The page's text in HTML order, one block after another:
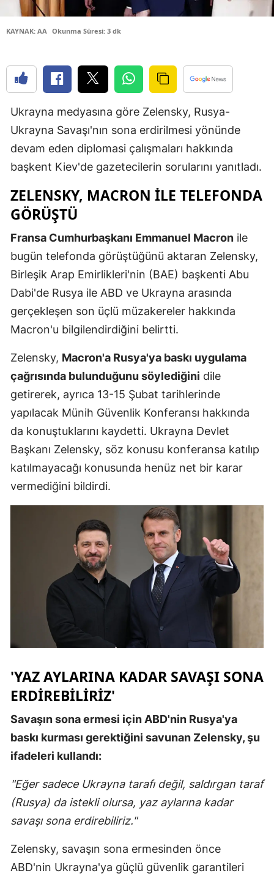
Denizli
Edirne
Elazığ
Erzincan
Erzurum
Eskişehir
Gaziantep
Gümüşhane
Hakkari
Hatay
Isparta
Kars
Kastamonu
Kayseri
Kocaeli
Konya
Kütahya
Manisa
Muğla
Muş
Sakarya
KAYNAK: AA Okunma Süresi: 3 dk
Ukrayna medyasına göre Zelensky, Rusya-
Ukrayna Savaşı'nın sona erdirilmesi yönünde
devam eden diplomasi çalışmaları hakkında
başkent Kiev'de gazetecilerin sorularını yanıtladı.
ZELENSKY, MACRON İLE TELEFONDA
GÖRÜŞTÜ
Fransa Cumhurbaşkanı Emmanuel Macron ile
bugün telefonda görüştüğünü aktaran Zelensky,
Birleşik Arap Emirlikleri'nin (BAE) başkenti Abu
Dabi'de Rusya ile ABD ve Ukrayna arasında
gerçekleşen son üçlü müzakereler hakkında
Macron'u bilgilendirdiğini belirtti.
Zelensky, Macron'a Rusya'ya baskı uygulama
çağrısında bulunduğunu söylediğini dile
getirerek, ayrıca 13-15 Şubat tarihlerinde
yapılacak Münih Güvenlik Konferansı hakkında
da konuştuklarını kaydetti. Ukrayna Devlet
Başkanı Zelensky, söz konusu konferansa katılıp
katılmayacağı konusunda henüz net bir karar
vermediğini bildirdi.
'YAZ AYLARINA KADAR SAVAŞI SONA
ERDİREBİLİRİZ'
Savaşın sona ermesi için ABD'nin Rusya'ya
baskı kurması gerektiğini savunan Zelensky, şu
ifadeleri kullandı:
"Eğer sadece Ukrayna tarafı değil, saldırgan taraf
(Rusya) da istekli olursa, yaz aylarına kadar
savaşı sona erdirebiliriz."
Zelensky, savaşın sona ermesinden önce
ABD'nin Ukrayna'ya güçlü güvenlik garantileri